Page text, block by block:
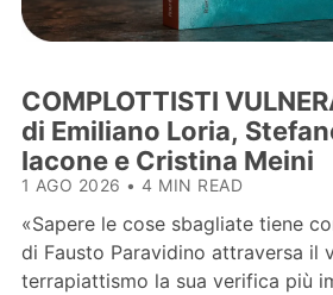
COMPLOTTISTI
di Emiliano Loria,
Iacone e Cristina Meini
1 AGO 2026 • 4 MIN READ
«Sapere le cose sbagliate tiene
di Fausto Paravidino attraversa il
terrapiattismo la sua verifica più